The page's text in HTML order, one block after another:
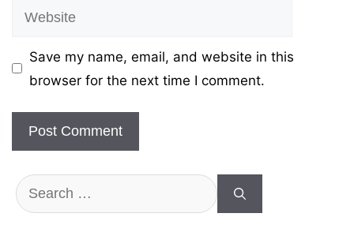
Website
Save my name, email, and website in this
browser for the next time I comment.
Search
for: